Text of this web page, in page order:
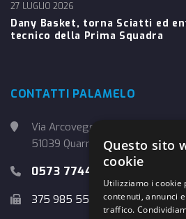
Dany Basket, torna Sciatti ed
tecnico della Prima Squadra
27 LUGLIO 2026
CONTATTI PALAMELO
Via Arcoveggio, 4
51039 Quarrata (PT)
0573 774457
375 985 5526
Questo sito
cookie
Utilizziamo i cookie
contenuti, annunci
traffico.